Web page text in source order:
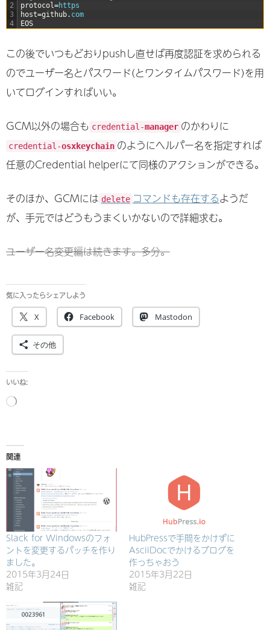
2
3
4
protocol=https
host=github. com
EOS
この後でいつもどおりpushし直せば再度認証を求められる
のでユーザー名とパスワード(とワンタイムパスワード)を用
いてログインすればいい。
GCM以外の場合も credential-manager のかわりに
credential-osxkeychain のようにヘルパー名を指定すれば
任意のCredential helperにて同様のアクションができる。
そのほか、GCMには delete コマンドも存在するようだ
が、手元ではどうもうまくいかないので詳細求む。
ユーザー名変更編は続きます。多分。
気に入ったらシェアしよう
X Facebook Mastodon
その他
いいね:
読
み
中…
関連
Slack for Windowsのフォ
ントを変更するパッチを作り
ました。
2015年3月24日
雑記
HubPressで手間をかけずに
AsciiDocでかけるブログを
作っちゃおう
2015年3月22日
雑記